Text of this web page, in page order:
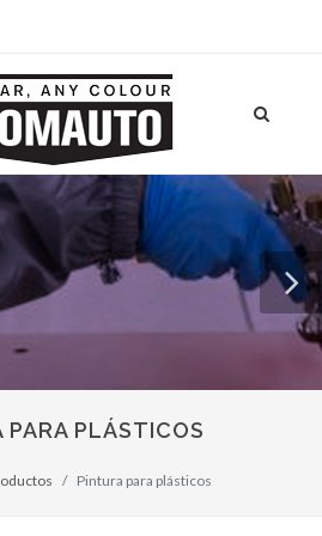
PARA PLÁSTICOS
Pintura para plásticos